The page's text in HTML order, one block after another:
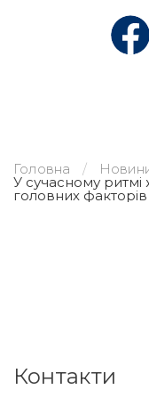
Головна
У сучасному ритмі
головних
Контакти